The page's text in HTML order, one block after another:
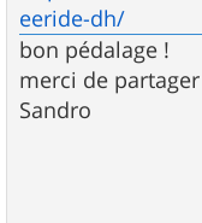
eeride-dh/
bon pédalage !
merci de
Sandro